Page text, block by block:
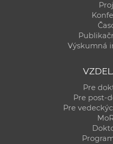
Výskumná
Pre
Pre post-
Pre